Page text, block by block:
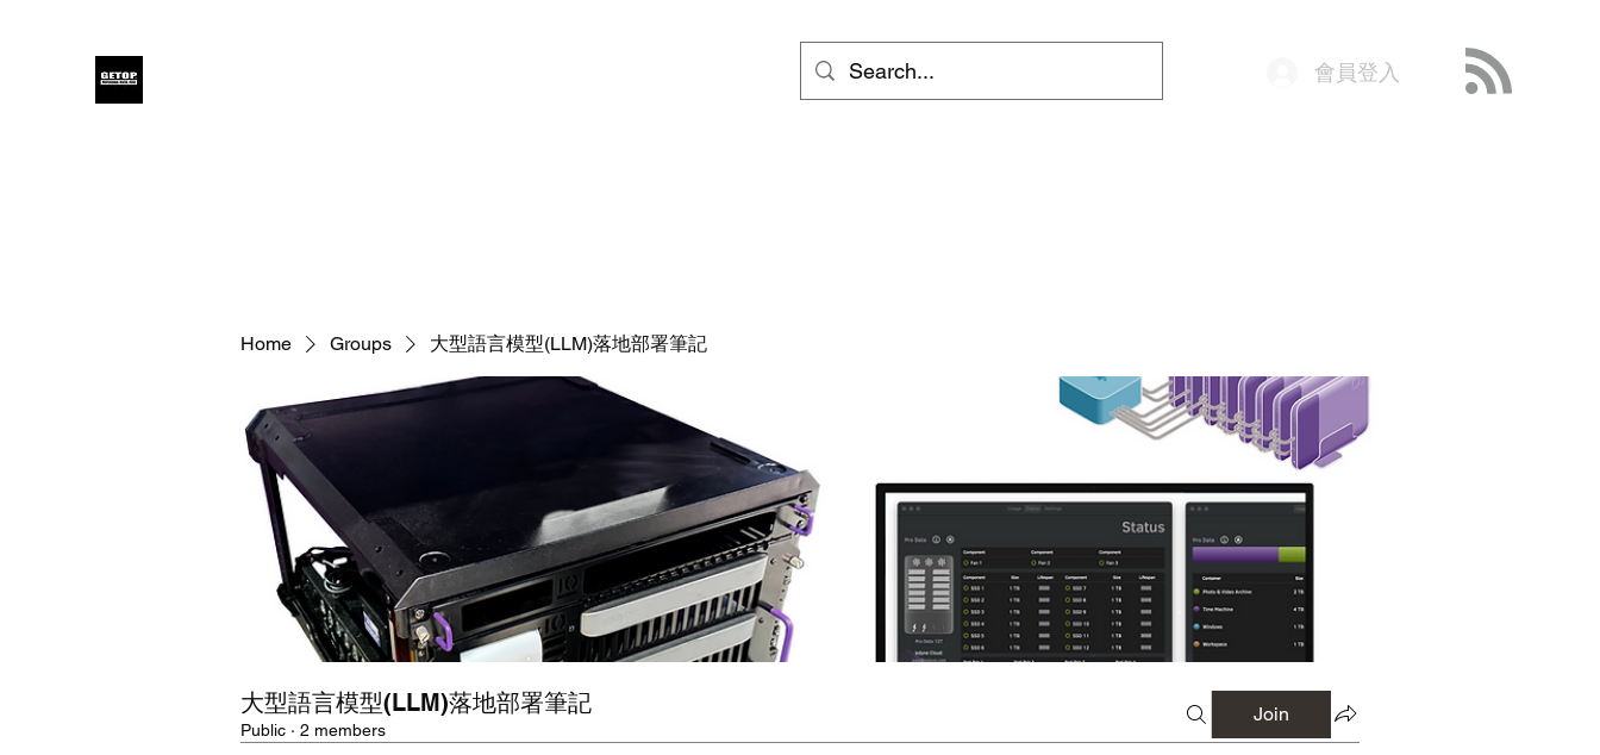
會員登入
Home Groups 大型語言模型(LLM)落地部署筆記
大型語言模型(LLM)落地部署筆記
Public · 2 members
Join